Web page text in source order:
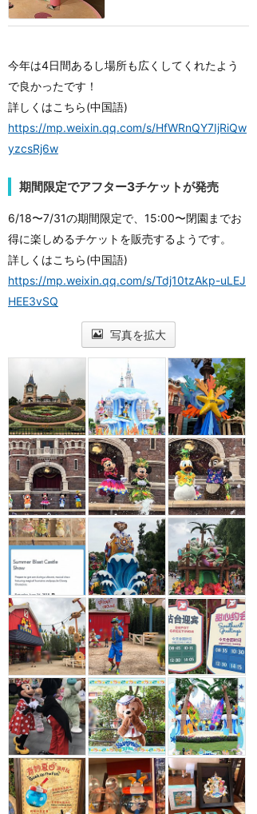
今年は4日間あるし場所も広くしてくれたよう
で良かったです！
詳しくはこちら(中国語)
https://mp.weixin.qq.com/s/HfWRnQY7IjRiQw
yzcsRj6w
期間限定でアフター3チケットが発売
6/18〜7/31の期間限定で、15:00〜閉園までお
得に楽しめるチケットを販売するようです。
詳しくはこちら(中国語)
https://mp.weixin.qq.com/s/Tdj10tzAkp-uLEJ
HEE3vSQ
写真を拡大